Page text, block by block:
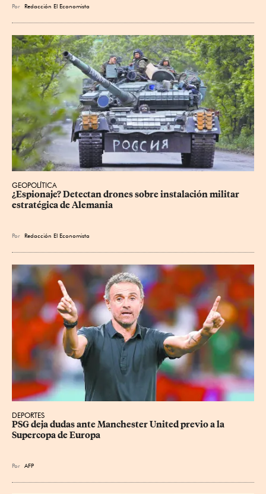
Por Redacción El Economista
GEOPOLÍTICA
¿Espionaje? Detectan drones sobre instalación militar
estratégica de Alemania
Por Redacción El Economista
DEPORTES
PSG deja dudas ante Manchester United previo a la
Supercopa de Europa
Por AFP